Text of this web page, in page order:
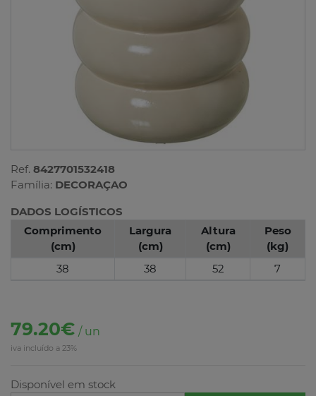
Ref. 8427701532418
Família: DECORAÇAO
DADOS LOGÍSTICOS
Comprimento
(cm)
Largura
(cm)
Altura
(cm)
Peso
(kg)
38
38 52 7
79.20€ / un
iva incluído a 23%
Disponível em stock